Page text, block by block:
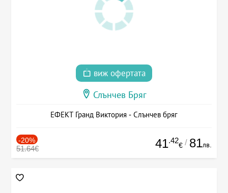
виж офертата
Слънчев Бряг
ЕФЕКТ Гранд Виктория - Слънчев бряг
-20%
51.64€ 41.42
€ / 81лв.